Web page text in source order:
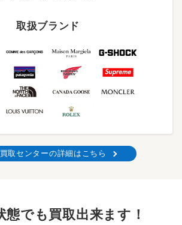
取扱ブランド
取センターの詳細はこちら
態でも買取出来ます！